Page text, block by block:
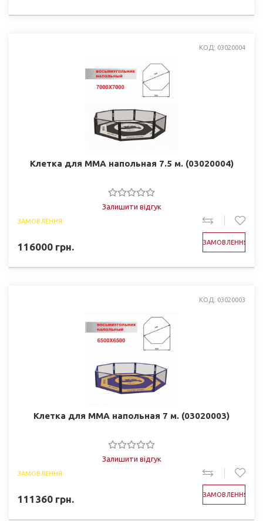
КОД: 03020004
Клетка для ММА напольная 7.5 м. (03020004)
Залишити відгук
ЗАМОВЛЕННЯ
116000 грн. ЗАМОВЛЕННЯ
КОД: 03020003
Клетка для ММА напольная 7 м. (03020003)
Залишити відгук
ЗАМОВЛЕННЯ
111360 грн. ЗАМОВЛЕННЯ